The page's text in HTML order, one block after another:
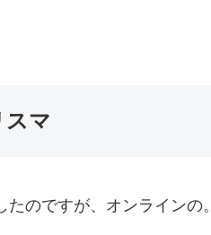
スマ
のですが、オンラインの。